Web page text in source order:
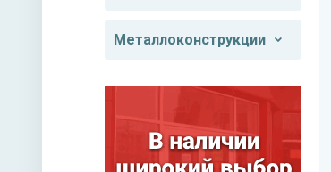
Металлоконструкции